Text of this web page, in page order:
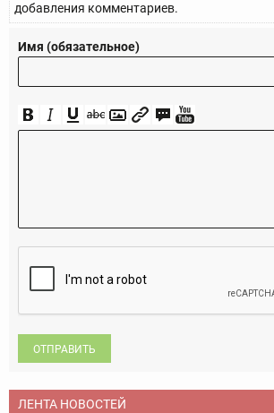
добавления комментариев.
Имя (обязательное)
ОТПРАВИТЬ
ЛЕНТА НОВОСТЕЙ